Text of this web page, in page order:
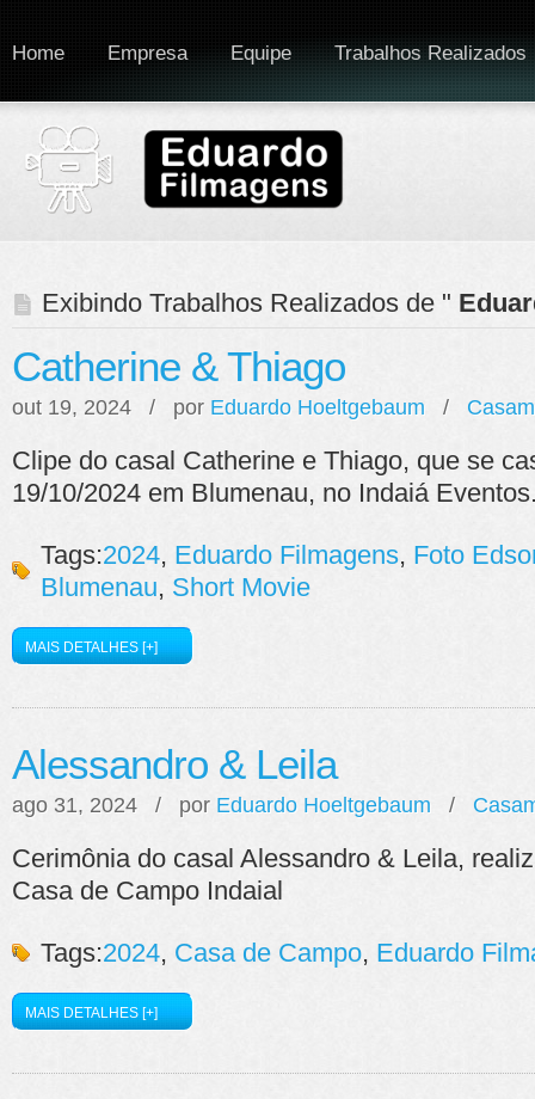
Home Empresa Equipe Trabalhos Realizados
Exibindo Trabalhos Realizados de "
Catherine & Thiago
out 19, 2024 / por Eduardo Hoeltgebaum /
Clipe do casal Catherine e Thiago, que se
19/10/2024 em Blumenau, no Indaiá
Tags:2024, Eduardo Filmagens, Foto
Blumenau, Short Movie
MAIS DETALHES [+]
Alessandro & Leila
ago 31, 2024 / por Eduardo Hoeltgebaum /
Cerimônia do casal Alessandro & Leila,
Casa de Campo Indaial
Tags:2024, Casa de Campo, Eduardo
MAIS DETALHES [+]